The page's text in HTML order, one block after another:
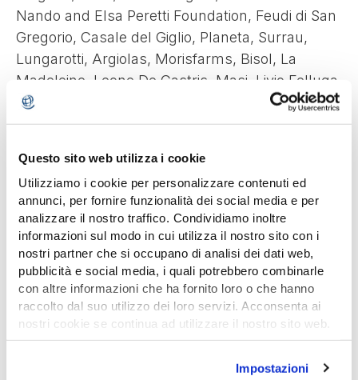
Questo sito web utilizza i cookie
Utilizziamo i cookie per personalizzare contenuti ed
annunci, per fornire funzionalità dei social media e per
analizzare il nostro traffico. Condividiamo inoltre
informazioni sul modo in cui utilizza il nostro sito con i
nostri partner che si occupano di analisi dei dati web,
pubblicità e social media, i quali potrebbero combinarle
con altre informazioni che ha fornito loro o che hanno
raccolto dal suo utilizzo dei loro servizi. Acconsenta ai
nostri cookie se continua ad utilizzare il nostro sito web.
Per saperne di più consulta la nostracookie policy
Impostazioni
Nando and Elsa Peretti Foundation, Feudi di San
Gregorio, Casale del Giglio, Planeta, Surrau,
Lungarotti, Argiolas, Morisfarms, Bisol, La
Madeleine, Leone De Castris, Masi, Livio Felluga,
Il Mosnel, Cantina Tramin, Ambrogio e Giovanni
Folonari, Podere San Cristoforo, Azienda
Tenuta di Valgiano, Castello di Tassarolo,
Castello di Volpaia, Esterina Centrella,
Schiopetto, Zenato, Cos Vittoria, ColleMassari,
Badia a Coltibuono, Tormaresca, Coletti Conti,
Col d’Orcia, Cantina Petra Nevara, Luciano
Ercolino.
Info e prenotazioni (prenotazione obbligatoria):